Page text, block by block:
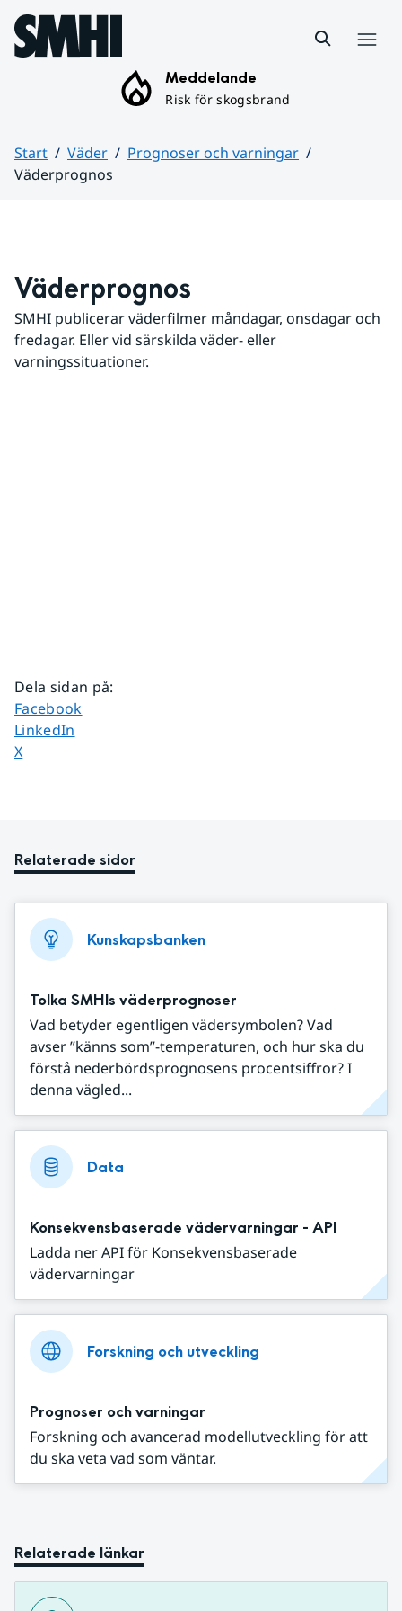
Hoppa till sidans innehåll
Meddelande
Risk för skogsbrand
Start Väder
Prognoser och varningar
Väderprognos
Väderprognos
SMHI publicerar väderfilmer måndagar, onsdagar och
fredagar. Eller vid särskilda väder- eller
varningssituationer.
Dela sidan på:
Dela sidan på
Facebook
Dela sidan på
LinkedIn
Dela sidan på
X
Relaterade sidor
Kunskapsbanken
Tolka SMHIs väderprognoser
Vad betyder egentligen vädersymbolen? Vad
avser ”känns som”-temperaturen, och hur ska du
förstå nederbördsprognosens procentsiffror? I
denna vägled...
Data
Konsekvensbaserade vädervarningar - API
Ladda ner API för Konsekvensbaserade
vädervarningar
Forskning och utveckling
Prognoser och varningar
Forskning och avancerad modellutveckling för att
du ska veta vad som väntar.
Relaterade länkar